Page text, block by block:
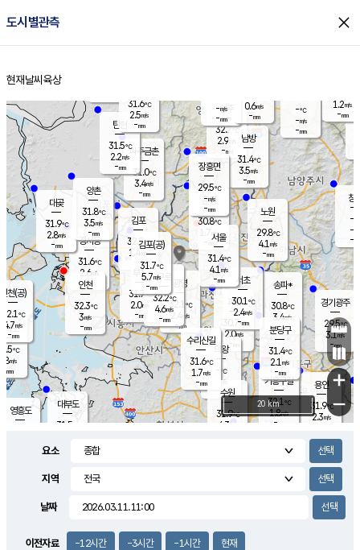
도시별관측 close
홈
현재날씨 육상
의도
℃
m/s
mm
영흥도
양주
32.7℃
2.9
-mm
과천
30.7℃
2.0m/s
- mm
용인
31.9℃
2.3m/s
경기광주
29.5℃
3.1m/s
-mm
3.6m/s
대부도
31.5
경서동
31.6℃
2.6 m/s
-mm
파주금촌
31.0℃
3.4m/s
-mm
-℃
-m/s
-mm
대곶
31.9℃
2.8m/s
-mm
창
-
-m/
-
탄현
31.5℃
2.2m/s
-mm
1.2m/s
-mm
의왕
- ℃
m/s
mm
김포
32.2℃
1.4 m/s
mm
광명
32.1
℃
2.4 m/s
-mm
부천
31.7℃
2.0m/s
-mm
양촌
31.8℃
3.5m/s
-mm
구로
32.2℃
4.6m/s
-mm
은평
30.8℃
1.7 m/s
- mm
노원
29.8℃
4.1 m/s
-mm
송파*
30.8℃
3.4m/s
-mm
서초
30.1℃
2.4m/s
-mm
남방
31.4℃
3.5m/s
-mm
기흥구갈
32.1℃
1.8m/s
-
수리산길
31.6℃
1.7m/s
-mm
분당구
31.4℃
2.1 m/s
-mm
장흥면
29.5℃
-m/s
-mm
-m/s
-mm
인천(공)
32.1℃
4.7m/s
-mm
김포(공)
31.7℃
5.7m/s
-mm
수원
31.9℃
4.3 m/s
인천
32.3℃
3m/s
-mm
서울
31.4℃
4.1 m/s
-mm
31.6℃
2.5m/s
-mm
0.6m/s
-mm
+
−
20 km
요소
지역
날짜
이전자료 -12시간 -3시간 -1시간 현재